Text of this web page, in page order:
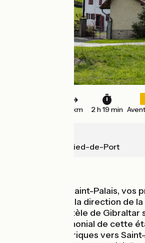
37 km 2 h 19 min
Saint-Jean-Pied-de-Port
Aux portes de Saint-Palais, vos
roues prennent la direction de
Sauveur, où la stèle de
potentiel patrimonial de cette
itinéraires historiques vers